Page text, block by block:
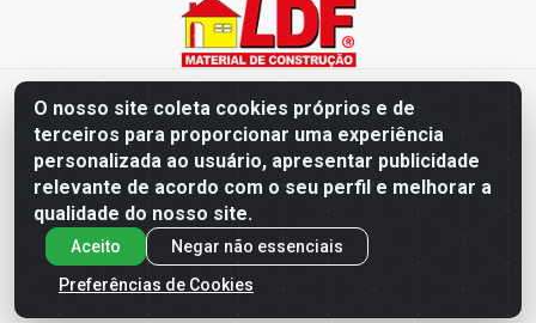
O nosso site coleta cookies próprios e de
terceiros para proporcionar uma experiência
personalizada ao usuário, apresentar publicidade
relevante de acordo com o seu perfil e melhorar a
qualidade do nosso site.
Aceito
Negar não essenciais
Preferências de Cookies
Distribuidora LDF - Av. Presidente Tancredo Neves, 203 – Bairro
dos Ipês, João Pessoa / PB - CEP 58028-840 - CNPJ
02.019.761/0003-82